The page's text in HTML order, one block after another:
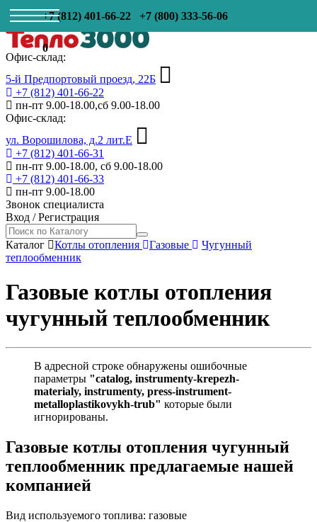
+7 (812) 401-66-22 +7 (800) 333-56-06
0
Офис-склад:
5-й Предпортовый проезд, 22Б
+7 (812) 401-66-22
пн-пт 9.00-18.00,сб 9.00-18.00
Офис-склад:
ул. Ворошилова, д.2 лит.Е
+7 (812) 401-66-31
пн-пт 9.00-18.00, сб 9.00-18.00
+7 (812) 401-66-33
пн-пт 9.00-18.00
Звонок специалиста
Вход /Регистрация
Каталог Котлы отопления Газовые
Чугунный
теплообменник
Газовые котлы отопления
чугунный теплообменник
В адресной строке обнаружены ошибочные
параметры "catalog, instrumenty-krepezh-
materialy, instrumenty, press-instrument-
metalloplastikovykh-trub" которые были
игнорированы.
Газовые котлы отопления чугунный
теплообменник предлагаемые нашей
компанией
Вид используемого топлива: газовые